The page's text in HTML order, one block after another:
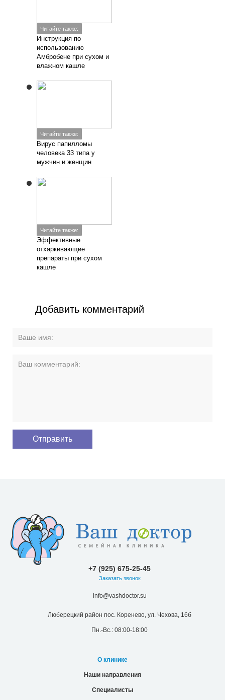
Читайте также:
Инструкция по
использованию
Амбробене при сухом и
влажном кашле
Читайте также:
Вирус папилломы
человека 33 типа у
мужчин и женщин
Читайте также:
Эффективные
отхаркивающие
препараты при сухом
кашле
Добавить комментарий
+7 (925) 675-25-45
Заказать звонок
info@vashdoctor.su
Люберецкий район пос. Коренево, ул. Чехова, 16б
Пн.-Вс.: 08:00-18:00
О клинике
Наши направления
Специалисты